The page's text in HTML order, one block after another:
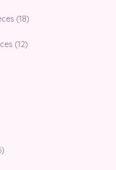
(18)
(12)